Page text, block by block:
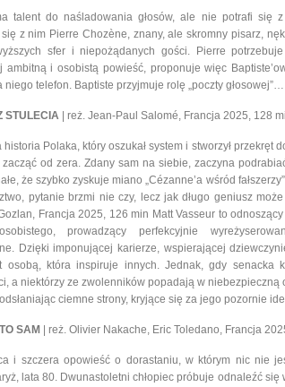
talent do naśladowania głosów, ale nie potrafi się
się z nim Pierre Chozène, znany, ale skromny pisarz,
sfer i niepożądanych gości. Pierre
ambitną i osobistą powieść, proponuje więc
niego telefon. Baptiste przyjmuje rolę „poczty głosowej”…
STULECIA | reż. Jean-Paul Salomé, Francja 2025, 128
historia Polaka, który oszukał system i stworzył przekręt
zacząć od zera. Zdany sam na siebie, zaczyna
że szybko zyskuje miano „Cézanne’a wśród
pytanie brzmi nie czy, lecz jak długo geniusz
Francja 2025, 126 min Matt Vasseur to
prowadzący perfekcyjnie
Dzięki imponującej karierze, wspierającej
osobą, która inspiruje innych. Jednak, gdy senacka
a niektórzy ze zwolenników popadają w niebezpieczną
ciemne strony, kryjące się za jego pozornie
SAM | reż. Olivier Nakache, Eric Toledano, Francja
i szczera opowieść o dorastaniu, w którym nic nie
lata 80. Dwunastoletni chłopiec próbuje odnaleźć się